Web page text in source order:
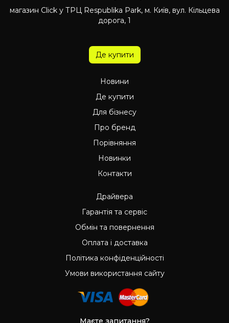
магазин Click у ТРЦ Respublika Park, м. Київ, вул. Кільцева
дорога, 1
Де купити
Новини
Де купити
Для бізнесу
Про бренд
Порівняння
Новинки
Контакти
Драйвера
Гарантія та сервіс
Обмін та повернення
Оплата і доставка
Політика конфіденційності
Умови використання сайту
Маєте запитання?